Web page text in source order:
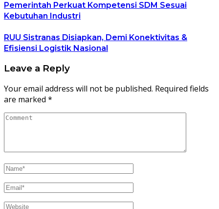
Pemerintah Perkuat Kompetensi SDM Sesuai
Kebutuhan Industri
RUU Sistranas Disiapkan, Demi Konektivitas &
Efisiensi Logistik Nasional
Leave a Reply
Your email address will not be published. Required fields
are marked *